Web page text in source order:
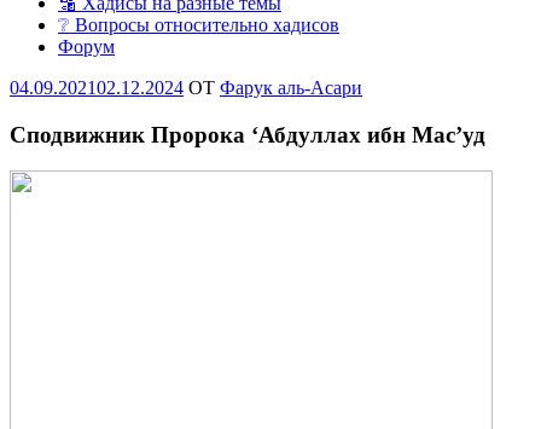
❔ Вопросы относительно хадисов
Форум
Опубликовано
04.09.202102.12.2024 OT Фарук аль-Асари
Сподвижник Пророка ‘Абдуллах ибн Мас’уд